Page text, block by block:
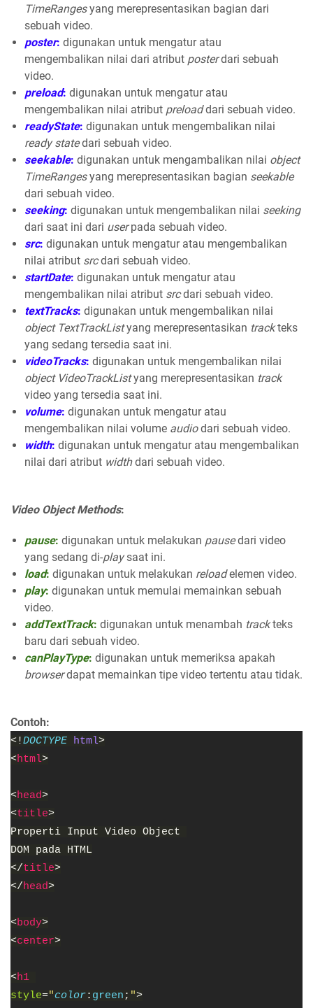
TimeRangesyang merepresentasikan bagian dari
sebuah video.
poster: digunakan untuk mengatur atau
mengembalikan nilai dari atribut posterdari sebuah
video.
preload: digunakan untuk mengatur atau
mengembalikan nilai atribut preloaddari sebuah video.
readyState: digunakan untuk mengembalikan nilai
ready statedari sebuah video.
seekable: digunakan untuk mengambalikan nilai object
TimeRangesyang merepresentasikan bagian seekable
dari sebuah video.
seeking: digunakan untuk mengembalikan nilai seeking
dari saat ini dari userpada sebuah video.
src: digunakan untuk mengatur atau mengembalikan
nilai atribut srcdari sebuah video.
startDate: digunakan untuk mengatur atau
mengembalikan nilai atribut srcdari sebuah video.
textTracks: digunakan untuk mengembalikan nilai
object TextTrackListyang merepresentasikan trackteks
yang sedang tersedia saat ini.
videoTracks: digunakan untuk mengembalikan nilai
object VideoTrackListyang merepresentasikan track
video yang tersedia saat ini.
volume: digunakan untuk mengatur atau
mengembalikan nilai volume audiodari sebuah video.
width: digunakan untuk mengatur atau mengembalikan
nilai dari atribut widthdari sebuah video.
Video Object Methods:
pause: digunakan untuk melakukan pausedari video
yang sedang di-playsaat ini.
load: digunakan untuk melakukan reloadelemen video.
play: digunakan untuk memulai memainkan sebuah
video.
addTextTrack: digunakan untuk menambah trackteks
baru dari sebuah video.
canPlayType: digunakan untuk memeriksa apakah
browserdapat memainkan tipe video tertentu atau tidak.
Contoh:
<!DOCTYPE html>
<html>
<head>
<title>
Properti Input Video Object
DOM pada HTML
</title>
</head>
<body>
<center>
<h1
style="color: green ; ">